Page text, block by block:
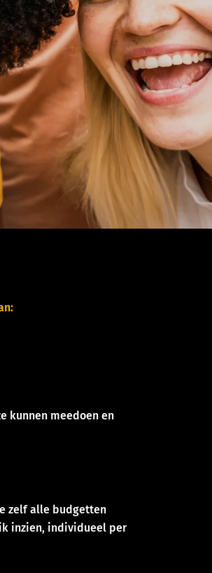
kunnen meedoen en
zelf alle budgetten
inzien, individueel per